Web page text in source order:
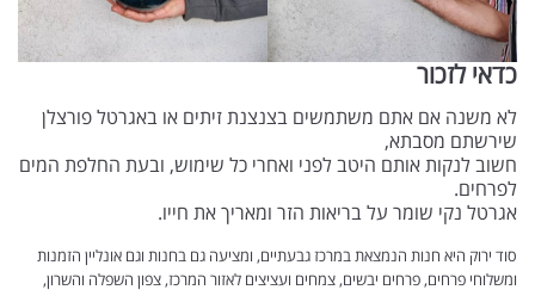
כדאי לזכור
לא משנה אם אתם משתמשים בצנצנת זיתים או באגרטל פורצלן
שירשתם מסבתא,
חשוב לנקות אותם היטב לפני ואחרי כל שימוש, ובעת החלפת המים
לפרחים.
אגרטל נקי שומר על בריאות הזר ומאריך את חייו.
סוד ירוק היא חנות הנמצאת במרכז גבעתיים, ומציעה גם בחנות וגם אונליין הזמנות
ומשלוחי פרחים, פרחים יבשים, צמחים ועציצים לאזור המרכז, צפון השפלה והשרון,